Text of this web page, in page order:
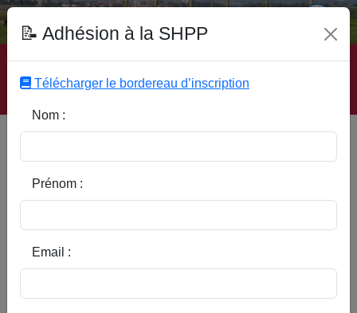
Accueil | Site SHPP | Auteurs | Editeurs | Rubriques |
Sous-Rubriques | Mots-Clefs | Contact
📝 Adhésion à la SHPP
Télécharger le bordereau d’inscription
Nom :
Prénom :
Email :